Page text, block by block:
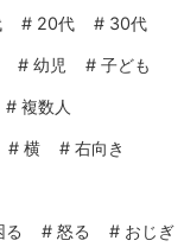
# 20代 # 30代
# 幼児 # 子ども
# 複数人
# 横 # 右向き
る # 怒る # おじぎ